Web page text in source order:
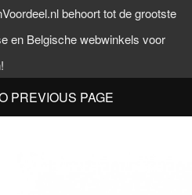
behoort tot de grootste
en Belgische webwinkels voor
PREVIOUS PAGE